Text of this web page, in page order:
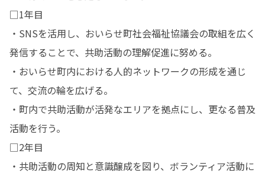
□1年目
・SNSを活用し、おいらせ町社会福祉協議会の取組を広く
発信することで、共助活動の理解促進に努める。
・おいらせ町内における人的ネットワークの形成を通じ
て、交流の輪を広げる。
・町内で共助活動が活発なエリアを拠点にし、更なる普及
活動を行う。
□2年目
・共助活動の周知と意識醸成を図り、ボランティア活動に